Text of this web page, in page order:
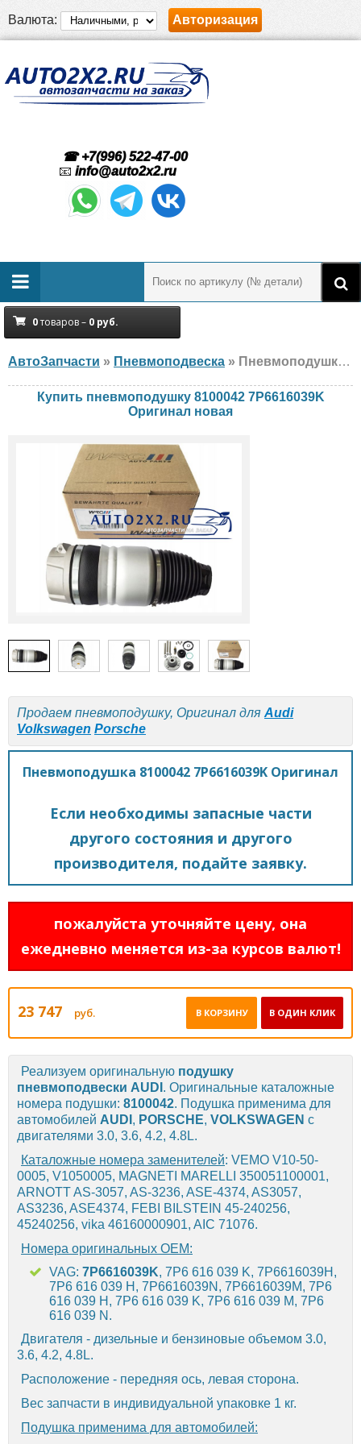
Валюта: Авторизация
☎ +7(996) 522-47-00
📧 info@auto2x2.ru
0товаров – 0 руб.
АвтоЗапчасти » Пневмоподвеска » Пневмоподушка Оригинал 8100042 7P6616039K Audi, Volkswagen, Porsche, новая
Купить пневмоподушку 8100042 7P6616039K
Оригинал новая
Продаем пневмоподушку, Оригинал для Audi
Volkswagen Porsche
Пневмоподушка 8100042 7P6616039K Оригинал
Если необходимы запасные части
другого состояния и другого
производителя, подайте заявку.
пожалуйста уточняйте цену, она
ежедневно меняется из-за курсов валют!
23 747 руб. В ОДИН КЛИК
В КОРЗИНУ
Реализуем оригинальную подушку
пневмоподвески AUDI . Оригинальные каталожные
номера подушки: 8100042. Подушка применима для
автомобилей AUDI , PORSCHE, VOLKSWAGEN с
двигателями 3.0, 3.6, 4.2, 4.8L.
Каталожные номера заменителей: VEMO V10-50-
0005, V1050005, MAGNETI MARELLI 350051100001,
ARNOTT AS-3057, AS-3236, ASE-4374, AS3057,
AS3236, ASE4374, FEBI BILSTEIN 45-240256,
45240256, vika 46160000901, AIC 71076.
Номера оригинальных OEM:
VAG: 7P6616039K, 7P6 616 039 K, 7P6616039H,
7P6 616 039 H, 7P6616039N, 7P6616039M, 7P6
616 039 H, 7P6 616 039 K, 7P6 616 039 M, 7P6
616 039 N.
Двигателя - дизельные и бензиновые объемом 3.0,
3.6, 4.2, 4.8L.
Расположение - передняя ось, левая сторона.
Вес запчасти в индивидуальной упаковке 1 кг.
Подушка применима для автомобилей: